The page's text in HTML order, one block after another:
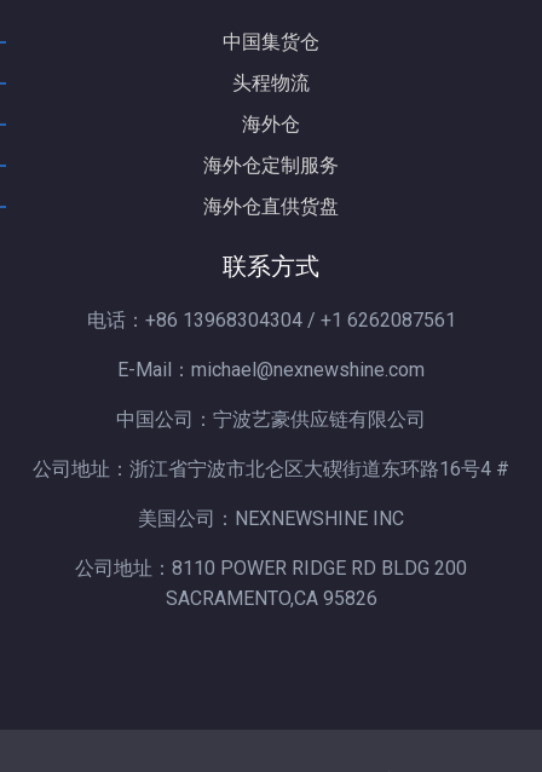
- 中国集货仓
- 头程物流
- 海外仓
- 海外仓定制服务
- 海外仓直供货盘
联系方式
电话：+86 13968304304 / +1 6262087561
E-Mail：michael@nexnewshine.com
中国公司：宁波艺豪供应链有限公司
公司地址：浙江省宁波市北仑区大碶街道东环路16号4 #
美国公司：NEXNEWSHINE INC
公司地址：8110 POWER RIDGE RD BLDG 200
SACRAMENTO,CA 95826